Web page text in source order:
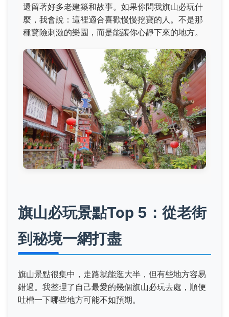
還留著好多老建築和故事。如果你問我旗山必玩什
麼，我會說：這裡適合喜歡慢慢挖寶的人。不是那
種驚險刺激的樂園，而是能讓你心靜下來的地方。
旗山必玩景點Top 5：從老街
到秘境一網打盡
旗山景點很集中，走路就能逛大半，但有些地方容易
錯過。我整理了自己最愛的幾個旗山必玩去處，順便
吐槽一下哪些地方可能不如預期。